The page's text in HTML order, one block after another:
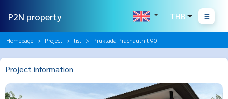
P2N property THB
Homepage Project list Pruklada Prachauthit 90
Project information